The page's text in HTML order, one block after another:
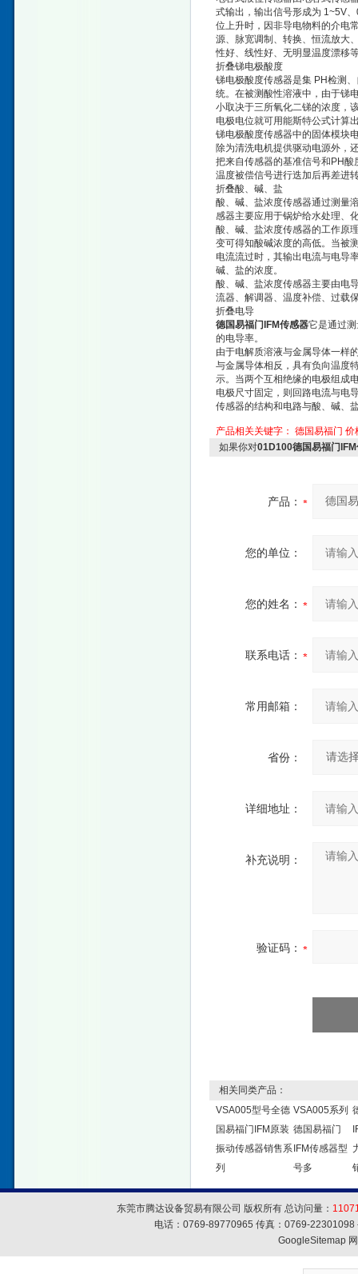
式输出，输出信号形成为 1~5V
位上升时，因非导电物料的介电
源、脉宽调制、转换、恒流放大
性好、线性好、无明显温度漂移
折叠锑电极酸度
锑电极酸度传感器是集 PH检测
统。在被测酸性溶液中，由于锑
小取决于三所氧化二锑的浓度，
电极电位就可用能斯特公式计算
锑电极酸度传感器中的固体模块
除为清洗电机提供驱动电源外，
把来自传感器的基准信号和PH
温度被偿信号进行迭加后再差进
折叠酸、碱、盐
酸、碱、盐浓度传感器通过测量
感器主要应用于锅炉给水处理、
酸、碱、盐浓度传感器的工作原
变可得知酸碱浓度的高低。当被
电流流过时，其输出电流与电导
碱、盐的浓度。
酸、碱、盐浓度传感器主要由电
流器、解调器、温度补偿、过载
折叠电导
德国易福门IFM传感器它是通过
的电导率。
由于电解质溶液与金属导体一样
与金属导体相反，具有负向温度
示。当两个互相绝缘的电极组成
电极尺寸固定，则回路电流与电
传感器的结构和电路与酸、碱、
产品相关关键字： 德国易福门 价
如果你对01D100德国易福门
产品：
您的单位：
您的姓名：
联系电话：
常用邮箱：
省份：
详细地址：
补充说明：
验证码：
相关同类产品：
VSA005型号全德
国易福门IFM原装
振动传感器销售系
列
VSA005系列
德国易福门
IFM传感器型
号多
东莞市腾达设备贸易有限公司 版权所有 总访问量：
电话：0769-89770965 传真：0769-
GoogleSitemap网